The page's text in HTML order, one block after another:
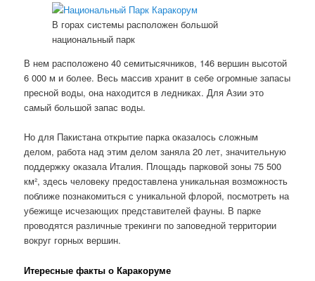
В горах системы расположен большой
национальный парк
В нем расположено 40 семитысячников, 146 вершин высотой
6 000 м и более. Весь массив хранит в себе огромные запасы
пресной воды, она находится в ледниках. Для Азии это
самый большой запас воды.
Но для Пакистана открытие парка оказалось сложным
делом, работа над этим делом заняла 20 лет, значительную
поддержку оказала Италия. Площадь парковой зоны 75 500
км², здесь человеку предоставлена уникальная возможность
поближе познакомиться с уникальной флорой, посмотреть на
убежище исчезающих представителей фауны. В парке
проводятся различные трекинги по заповедной территории
вокруг горных вершин.
Итересные факты о Каракоруме